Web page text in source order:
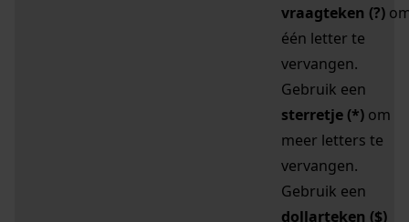
vraagteken (?)
één letter te
vervangen.
Gebruik een
sterretje (*) om
meer letters te
vervangen.
Gebruik een
dollarteken ($)